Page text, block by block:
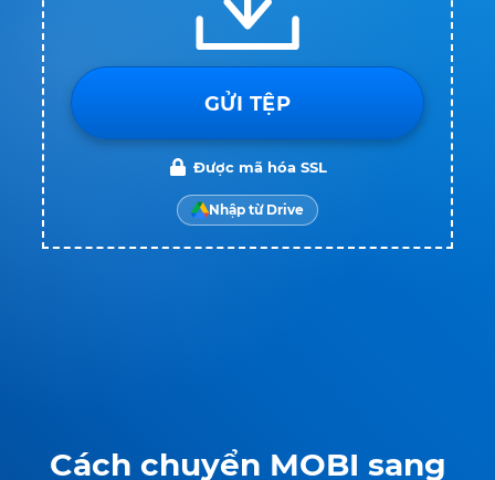
Cách chuyển MOBI sang
GỬI TỆP
Được mã hóa SSL
Nhập từ Drive